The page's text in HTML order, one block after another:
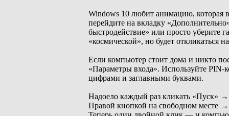
Windows 10 любит анимацию, которая
перейдите на вкладку
быстродействие» или просто уберите
«космической», но будет откликаться
Если компьютер стоит дома и никто
«Параметры входа». Используйте PIN-
цифрами и заглавными буквами.
Надоело каждый раз кликать «Пуск»
Правой кнопкой на свободном месте